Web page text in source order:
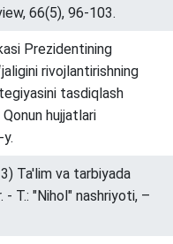
66(5), 96-103.
Prezidentining
rivojlantirishning
tasdiqlash
hujjatlari
Ta'lim va tarbiyada
T.: "Nihol" nashriyoti, –